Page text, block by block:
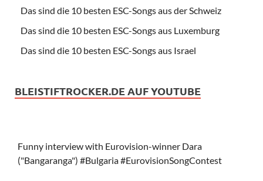
Das sind die 10 besten ESC-Songs aus der Schweiz
Das sind die 10 besten ESC-Songs aus Luxemburg
Das sind die 10 besten ESC-Songs aus Israel
BLEISTIFTROCKER.DE AUF YOUTUBE
Funny interview with Eurovision-winner Dara
("Bangaranga") #Bulgaria #EurovisionSongContest